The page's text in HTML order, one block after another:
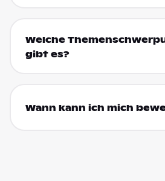
Welche
gibt es?
Wann kann ich mich